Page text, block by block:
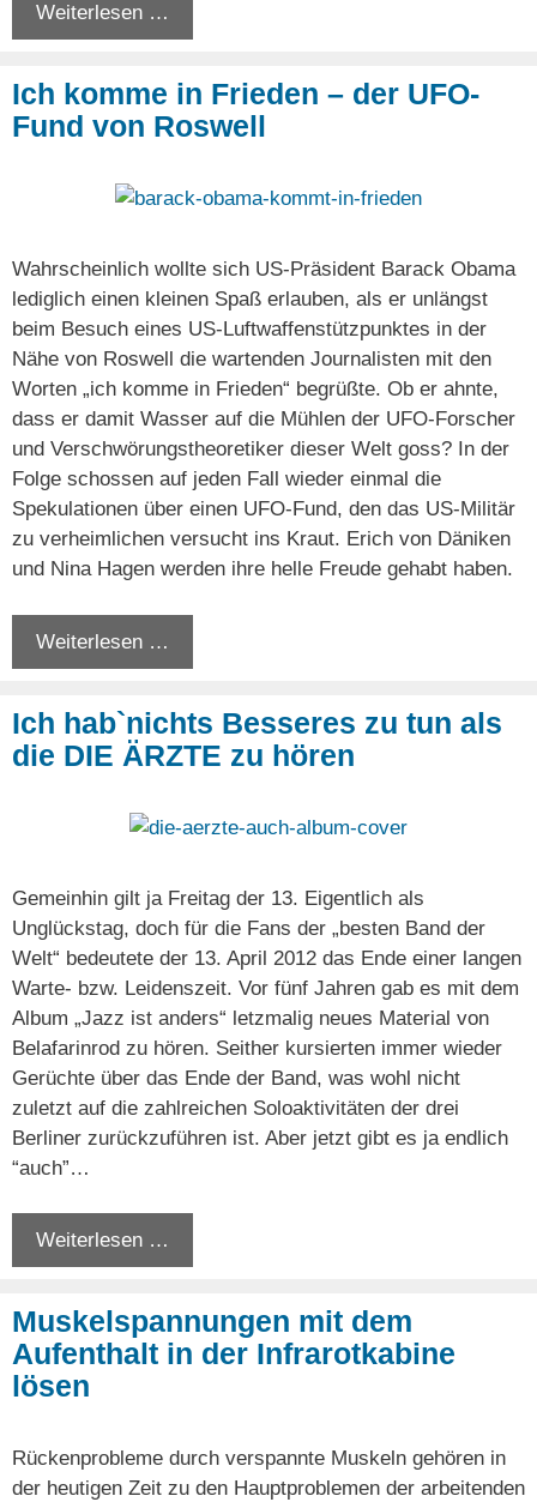
Weiterlesen …
Ich komme in Frieden – der UFO-
Fund von Roswell
Wahrscheinlich wollte sich US-Präsident Barack Obama
lediglich einen kleinen Spaß erlauben, als er unlängst
beim Besuch eines US-Luftwaffenstützpunktes in der
Nähe von Roswell die wartenden Journalisten mit den
Worten „ich komme in Frieden“ begrüßte. Ob er ahnte,
dass er damit Wasser auf die Mühlen der UFO-Forscher
und Verschwörungstheoretiker dieser Welt goss? In der
Folge schossen auf jeden Fall wieder einmal die
Spekulationen über einen UFO-Fund, den das US-Militär
zu verheimlichen versucht ins Kraut. Erich von Däniken
und Nina Hagen werden ihre helle Freude gehabt haben.
Weiterlesen …
Ich hab`nichts Besseres zu tun als
die DIE ÄRZTE zu hören
Gemeinhin gilt ja Freitag der 13. Eigentlich als
Unglückstag, doch für die Fans der „besten Band der
Welt“ bedeutete der 13. April 2012 das Ende einer langen
Warte- bzw. Leidenszeit. Vor fünf Jahren gab es mit dem
Album „Jazz ist anders“ letzmalig neues Material von
Belafarinrod zu hören. Seither kursierten immer wieder
Gerüchte über das Ende der Band, was wohl nicht
zuletzt auf die zahlreichen Soloaktivitäten der drei
Berliner zurückzuführen ist. Aber jetzt gibt es ja endlich
“auch”…
Weiterlesen …
Muskelspannungen mit dem
Aufenthalt in der Infrarotkabine
lösen
Rückenprobleme durch verspannte Muskeln gehören in
der heutigen Zeit zu den Hauptproblemen der arbeitenden